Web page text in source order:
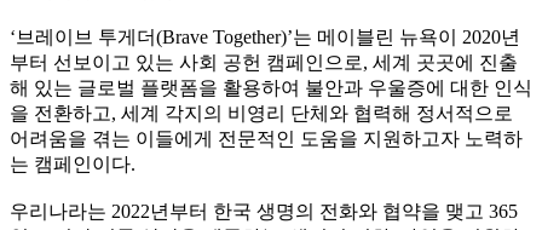
‘브레이브 투게더(Brave Together)’는 메이블린 뉴욕이 2020년
부터 선보이고 있는 사회 공헌 캠페인으로, 세계 곳곳에 진출
해 있는 글로벌 플랫폼을 활용하여 불안과 우울증에 대한 인식
을 전환하고, 세계 각지의 비영리 단체와 협력해 정서적으로
어려움을 겪는 이들에게 전문적인 도움을 지원하고자 노력하
는 캠페인이다.
우리나라는 2022년부터 한국 생명의 전화와 협약을 맺고 365